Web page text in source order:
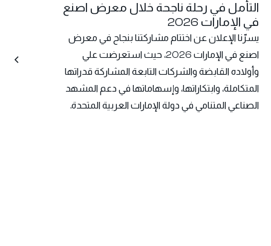
التأمل في رحلة ناجحة خلال معرض اصنع
في الإمارات 2026
يسرّنا الإعلان عن اختتام مشاركتنا بنجاح في معرض
اصنع في الإمارات 2026، حيث استعرضت علي
وأولاده القابضة والشركات التابعة المشاركة قدراتها
المتكاملة، وابتكاراتها، وإسهاماتها في دعم المشهد
الصناعي المتنامي في دولة الإمارات العربية المتحدة.